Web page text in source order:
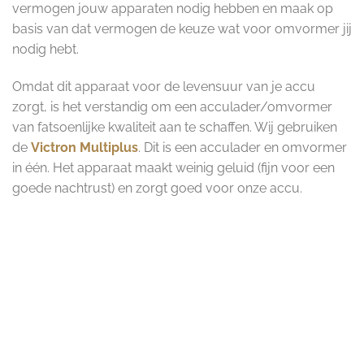
vermogen jouw apparaten nodig hebben en maak op
basis van dat vermogen de keuze wat voor omvormer jij
nodig hebt.
Omdat dit apparaat voor de levensuur van je accu
zorgt, is het verstandig om een acculader/omvormer
van fatsoenlijke kwaliteit aan te schaffen. Wij gebruiken
de Victron Multiplus. Dit is een acculader en omvormer
in één. Het apparaat maakt weinig geluid (fijn voor een
goede nachtrust) en zorgt goed voor onze accu.